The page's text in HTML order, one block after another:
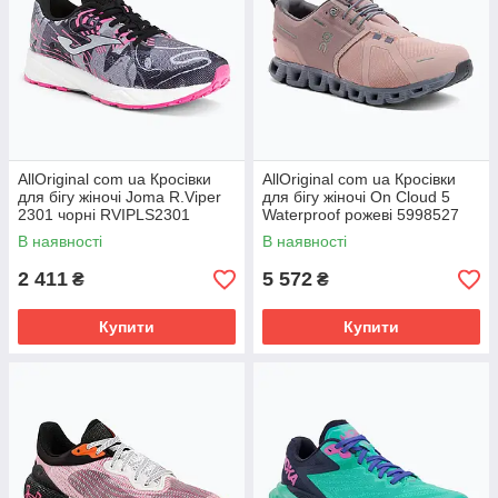
AllOriginal com ua Кросівки
для бігу жіночі Joma R.Viper
2301 чорні RVIPLS2301
РОЗМІРИ ЗАПИТУЙТЕ
В наявності
2 411 ₴
Купити
AllOriginal com ua Кросівки
для бігу жіночі On Cloud 5
Waterproof рожеві 5998527
РОЗМІРИ ЗАПИТУЙТЕ
В наявності
5 572 ₴
Купити